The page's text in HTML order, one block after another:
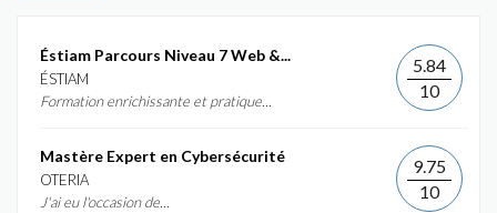
Éstiam Parcours Niveau 7 Web &...
ÉSTIAM
Formation enrichissante et pratique...
5.84
10
Mastère Expert en Cybersécurité
OTERIA
J'ai eu l'occasion de...
9.75
10